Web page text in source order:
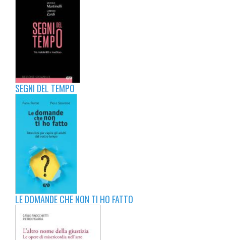
SEGNI DEL TEMPO
LE DOMANDE CHE NON TI HO FATTO